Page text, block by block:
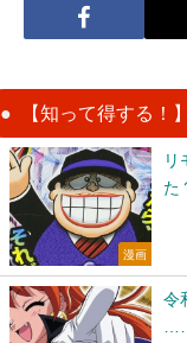
【知って得する！】
漫画
リ
た
令